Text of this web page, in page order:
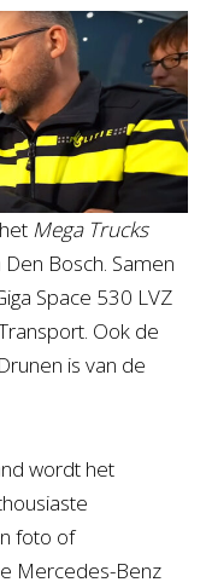
Mega Trucks
Bosch. Samen
Space 530 LVZ
Ook de
is van de
wordt het
foto of
Mercedes-Benz